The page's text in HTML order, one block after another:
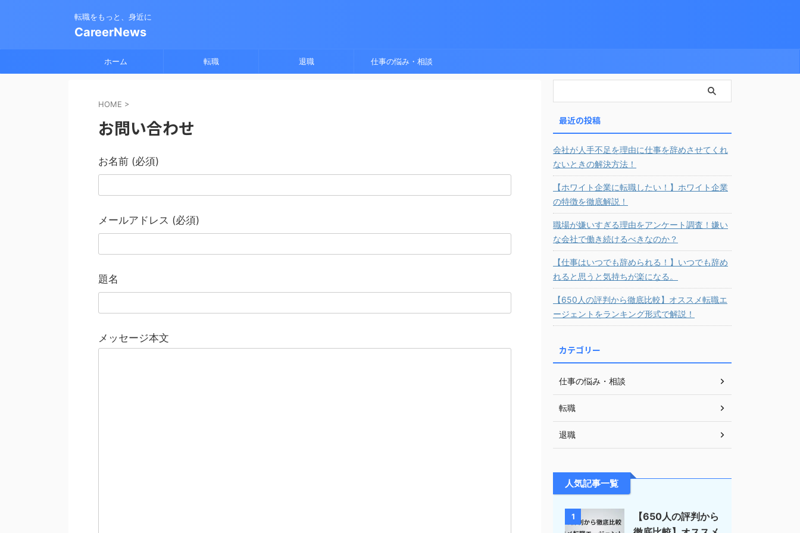
転職をもっと、身近に
CareerNews
ホーム 転職 退職 仕事の悩み・相談
HOME >
お問い合わせ
お名前 (必須)
メールアドレス (必須)
題名
メッセージ本文
最近の投稿
会社が人手不足を理由に仕事を辞めさせてくれ
ないときの解決方法！
【ホワイト企業に転職したい！】ホワイト企業
の特徴を徹底解説！
職場が嫌いすぎる理由をアンケート調査！嫌い
な会社で働き続けるべきなのか？
【仕事はいつでも辞められる！】いつでも辞め
れると思うと気持ちが楽になる。
【650人の評判から徹底比較】オススメ転職エ
ージェントをランキング形式で解説！
カテゴリー
仕事の悩み・相談
転職
退職
人気記事一覧
1
【650人の評判から